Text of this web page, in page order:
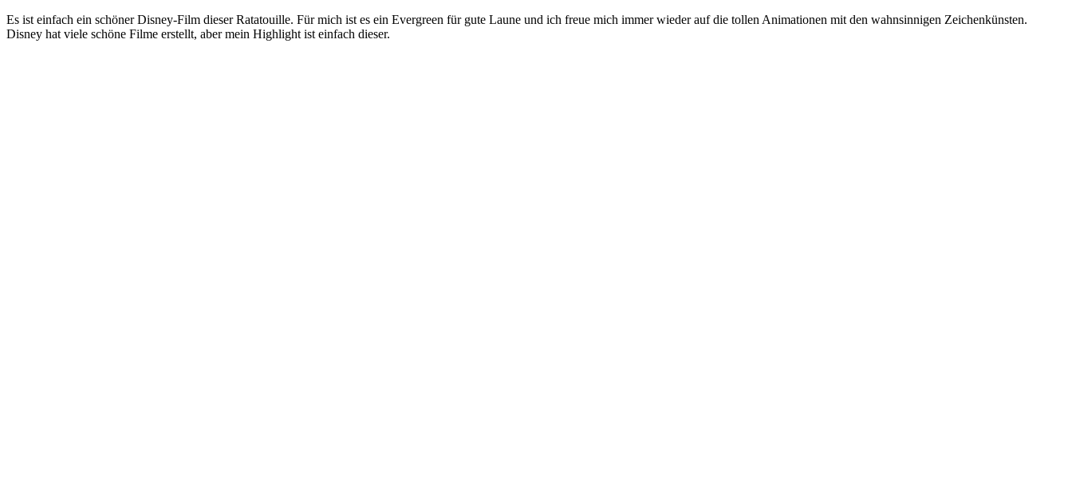
Es ist einfach ein schöner Disney-Film dieser Ratatouille. Für mich ist es ein Evergreen für gute Laune und ich freue mich immer wieder auf die tollen Animationen mit den wahnsinnigen Zeichenkünsten.
Disney hat viele schöne Filme erstellt, aber mein Highlight ist einfach dieser.